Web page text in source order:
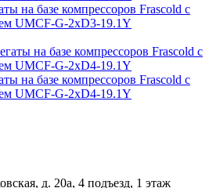
на базе компрессоров Frascold с
UMCF-G-2xD3-19.1Y
на базе компрессоров Frascold с
UMCF-G-2xD4-19.1Y
д. 20а, 4 подъезд, 1 этаж